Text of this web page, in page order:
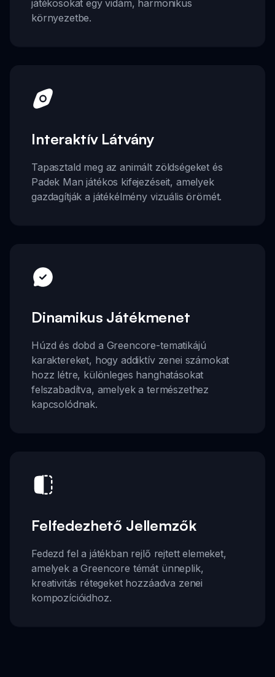
játékosokat egy vidám, harmonikus
környezetbe.
Interaktív Látvány
Tapasztald meg az animált zöldségeket és
Padek Man játékos kifejezéseit, amelyek
gazdagítják a játékélmény vizuális örömét.
Dinamikus Játékmenet
Húzd és dobd a Greencore-tematikájú
karaktereket, hogy addiktív zenei számokat
hozz létre, különleges hanghatásokat
felszabadítva, amelyek a természethez
kapcsolódnak.
Felfedezhető Jellemzők
Fedezd fel a játékban rejlő rejtett elemeket,
amelyek a Greencore témát ünneplik,
kreativitás rétegeket hozzáadva zenei
kompozícióidhoz.